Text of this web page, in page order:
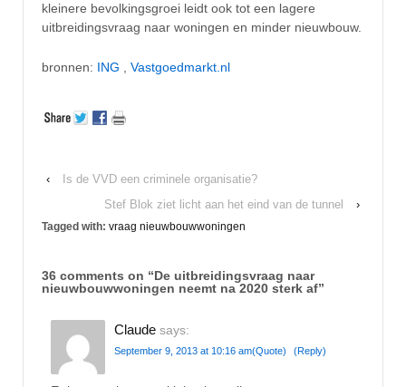
kleinere bevolkingsgroei leidt ook tot een lagere
uitbreidingsvraag naar woningen en minder nieuwbouw.
bronnen: ING Vastgoedmarkt.nl
‹
Is de VVD een criminele organisatie?
Stef Blok ziet licht aan het eind van de tunnel
›
Tagged with: vraag nieuwbouwwoningen
36 comments on “De uitbreidingsvraag naar
nieuwbouwwoningen neemt na 2020 sterk af”
Claude says:
September 9, 2013 at 10:16 am(Quote) (Reply)